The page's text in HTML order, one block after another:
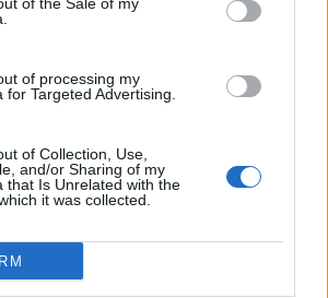
of processing my
for Targeted Advertising.
of Collection, Use,
and/or Sharing of my
that Is Unrelated with the
it was collected.
γίνει μόνο με τους υποψήφιους όπου
στις απαιτήσεις των θέσεων.